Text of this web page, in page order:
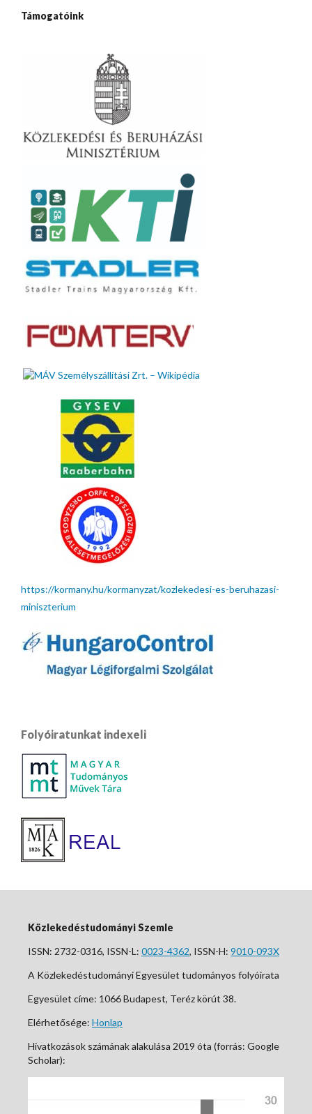
Támogatóink
https://kormany.hu/kormanyzat/kozlekedesi-es-beruhazasi-
miniszterium
Folyóiratunkat indexeli
Közlekedéstudományi Szemle
ISSN: 2732-0316, ISSN-L: 0023-4362, ISSN-H: 9010-093X
A Közlekedéstudományi Egyesület tudományos folyóirata
Egyesület címe: 1066 Budapest, Teréz körút 38.
Elérhetősége: Honlap
Hivatkozások számának alakulása 2019 óta (forrás: Google
Scholar):